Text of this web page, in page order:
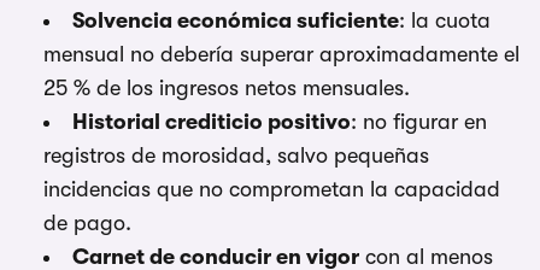
Solvencia económica suficiente: la cuota
mensual no debería superar aproximadamente el
25 % de los ingresos netos mensuales.
Historial crediticio positivo: no figurar en
registros de morosidad, salvo pequeñas
incidencias que no comprometan la capacidad
de pago.
Carnet de conducir en vigor con al menos